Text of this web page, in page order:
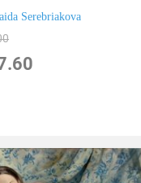
Serebriakova